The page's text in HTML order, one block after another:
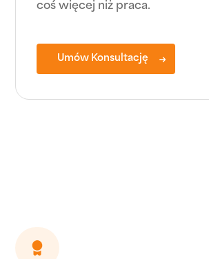
coś więcej niż praca.
Umów Konsultację